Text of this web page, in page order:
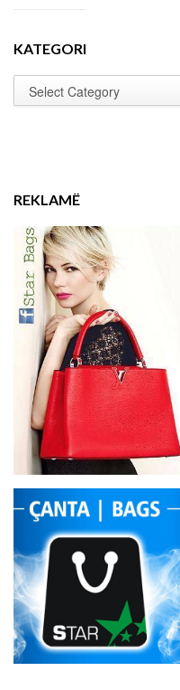
KATEGORI
REKLAMË